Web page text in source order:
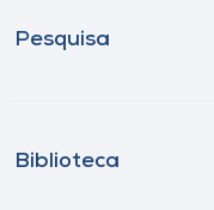
Pesquisa
Biblioteca